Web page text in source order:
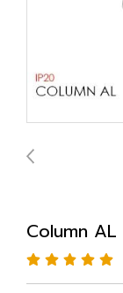
Column AL